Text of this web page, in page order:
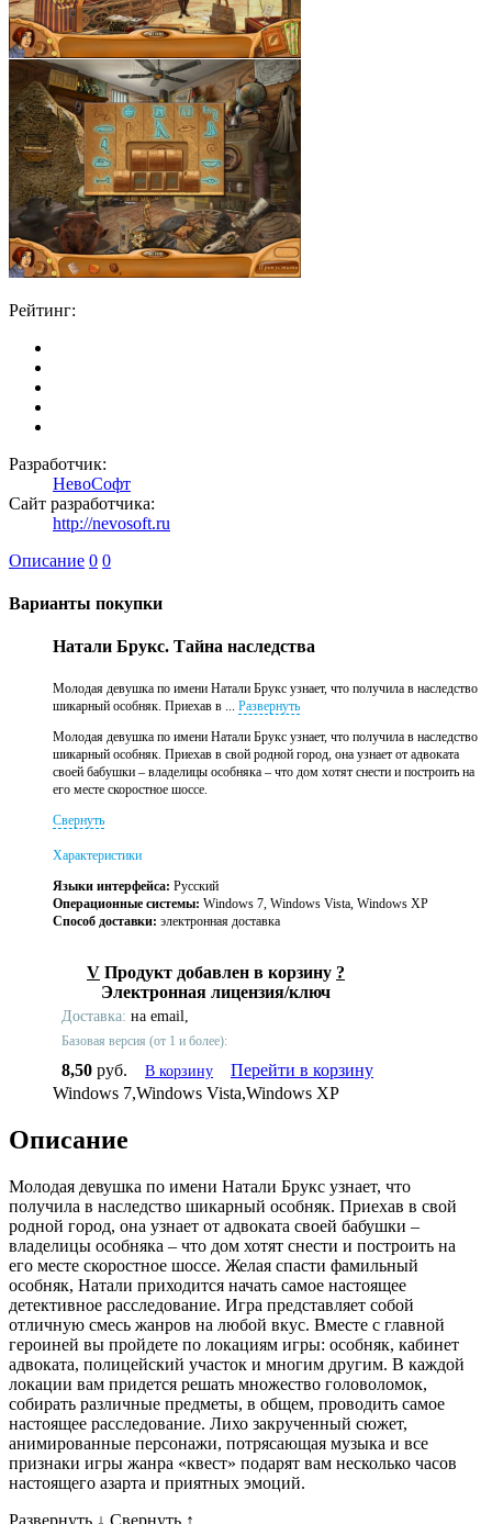
Рейтинг:
Разработчик:
НевоСофт
Сайт разработчика:
http://nevosoft.ru
Описание 0 0
Варианты покупки
Натали Брукс. Тайна наследства
Молодая девушка по имени Натали Брукс узнает, что получила в наследство
шикарный особняк. Приехав в ... Развернуть
Молодая девушка по имени Натали Брукс узнает, что получила в наследство
шикарный особняк. Приехав в свой родной город, она узнает от адвоката
своей бабушки – владелицы особняка – что дом хотят снести и построить на
его месте скоростное шоссе.
Свернуть
Характеристики
Языки интерфейса: Русский
Операционные системы: Windows 7, Windows Vista, Windows XP
Способ доставки: электронная доставка
V Продукт добавлен в корзину ?
Электронная лицензия/ключ
Доставка: на email,
Базовая версия (от 1 и более):
8,50 руб. В корзину
Перейти в корзину
Windows 7,Windows Vista,Windows XP
Описание
Молодая девушка по имени Натали Брукс узнает, что
получила в наследство шикарный особняк. Приехав в свой
родной город, она узнает от адвоката своей бабушки –
владелицы особняка – что дом хотят снести и построить на
его месте скоростное шоссе. Желая спасти фамильный
особняк, Натали приходится начать самое настоящее
детективное расследование. Игра представляет собой
отличную смесь жанров на любой вкус. Вместе с главной
героиней вы пройдете по локациям игры: особняк, кабинет
адвоката, полицейский участок и многим другим. В каждой
локации вам придется решать множество головоломок,
собирать различные предметы, в общем, проводить самое
настоящее расследование. Лихо закрученный сюжет,
анимированные персонажи, потрясающая музыка и все
признаки игры жанра «квест» подарят вам несколько часов
настоящего азарта и приятных эмоций.